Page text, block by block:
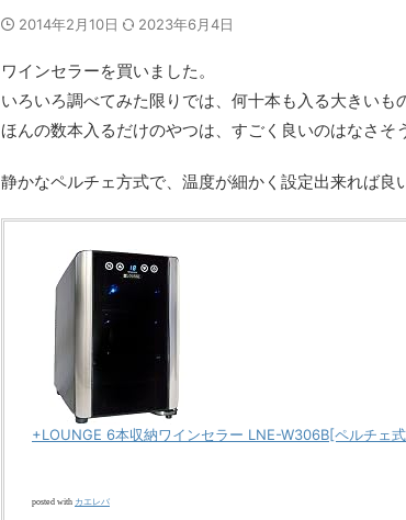
2014年2月10日 2023年6月4日
ワインセラーを買いました。
いろいろ調べてみた限りでは、何十本も入る大きいも
ほんの数本入るだけのやつは、すごく良いのはなさそ
静かなペルチェ方式で、温度が細かく設定出来れば良
+LOUNGE 6本収納ワインセラー LNE-W306B[ペルチェ
posted with カエレバ